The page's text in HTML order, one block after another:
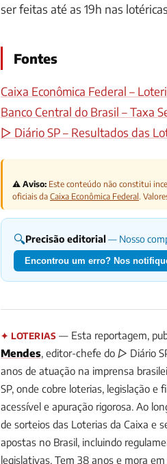
ser feitas até as 19h nas
Fontes
Caixa Econômica Federal –
Banco Central do Brasil – Taxa
▷ Diário SP – Resultados das
⚠️ Aviso: Este conteúdo não constitui
oficiais da Caixa Econômica Federal.
🔍Precisão editorial — Nosso
Encontrou um erro? Nos
✦ LOTERIAS — Esta reportagem,
Mendes, editor-chefe do ▷ Diário
anos de atuação na imprensa
SP, onde cobre loterias, legislação
acessível e apuração rigorosa. Ao
de sorteios das Loterias da Caixa e
apostas no Brasil, incluindo
legislativas. Tem 38 anos e mora